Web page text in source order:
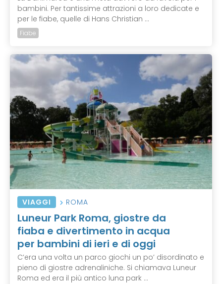
bambini. Per tantissime attrazioni a loro dedicate e
per le fiabe, quelle di Hans Christian ...
Fiabe
VIAGGI ROMA
Luneur Park Roma, giostre da
fiaba e divertimento in acqua
per bambini di ieri e di oggi
C’era una volta un parco giochi un po’ disordinato e
pieno di giostre adrenaliniche. Si chiamava Luneur
Roma ed era il più antico luna park ...